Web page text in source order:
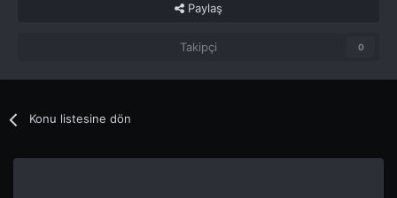
Paylaş
Takipçi 0
Konu listesine dön